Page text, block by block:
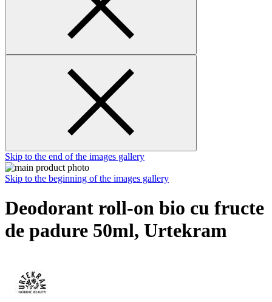
Skip to the end of the images gallery
Skip to the beginning of the images gallery
Deodorant roll-on bio cu fructe
de padure 50ml, Urtekram